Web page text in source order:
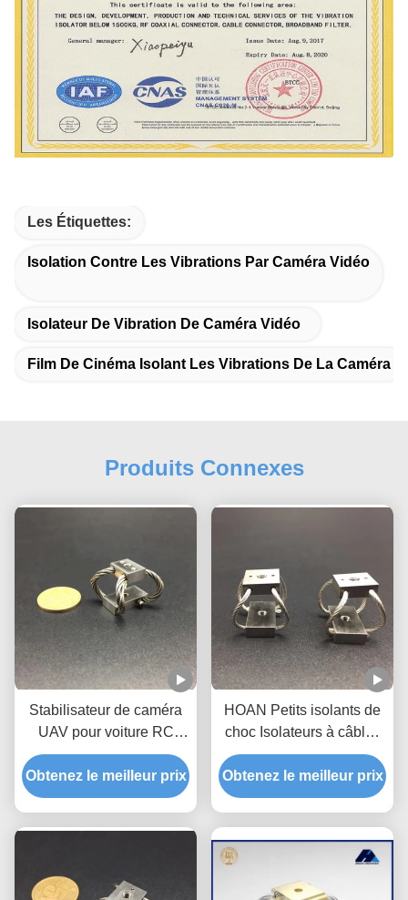
Les Étiquettes:
Isolation Contre Les Vibrations Par Caméra Vidéo
Isolateur De Vibration De Caméra Vidéo
Film De Cinéma Isolant Les Vibrations De La Caméra
Produits Connexes
Stabilisateur de caméra
UAV pour voiture RC
GR3 Protection contre les
chocs
Obtenez le meilleur prix
HOAN Petits isolants de
choc Isolateurs à câbles
pour l'amortissement des
vibrations
Obtenez le meilleur prix